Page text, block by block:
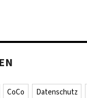
CoCo Datenschutz